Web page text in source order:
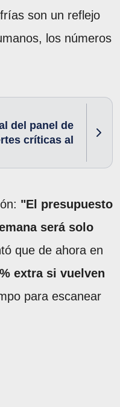
son un reflejo
los números
del panel de
críticas al
"El presupuesto
será solo
que de ahora en
extra si vuelven
para escanear